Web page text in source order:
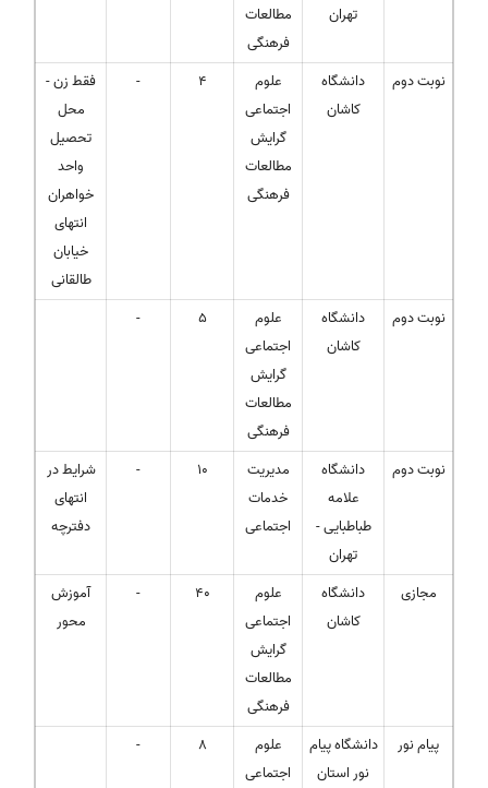
تهران
مطالعات
فرهنگی
نوبت دوم
دانشگاه
کاشان
علوم
اجتماعی
گرایش
مطالعات
فرهنگی
4
-
فقط زن -
محل
تحصیل
واحد
خواهران
انتهای
خیابان
طالقانی
نوبت دوم
دانشگاه
کاشان
علوم
اجتماعی
گرایش
مطالعات
فرهنگی
5
-
نوبت دوم
دانشگاه
علامه
طباطبایی -
تهران
مدیریت
خدمات
اجتماعی
10
-
شرایط در
انتهای
دفترچه
مجازی
دانشگاه
کاشان
علوم
اجتماعی
گرایش
مطالعات
فرهنگی
40
-
آموزش
محور
پیام نور
دانشگاه پیام
نور استان
علوم
اجتماعی
8
-